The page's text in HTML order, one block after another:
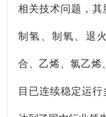
相关技术问题，其
制氢、制氧、退
合、乙烯、氯乙烯
目已连续稳定运